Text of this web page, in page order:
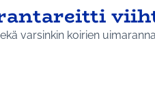
varsinkin koirien
Hyrylä
mukaan: Ympäristö